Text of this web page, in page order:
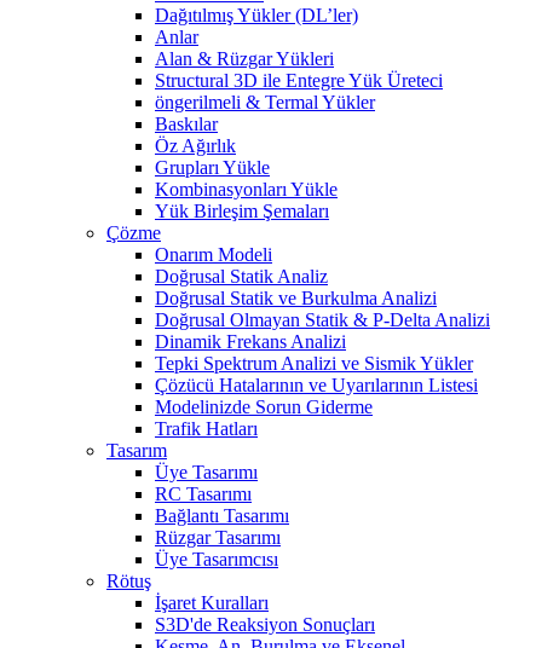
Dağıtılmış Yükler (DL’ler)
Anlar
Alan & Rüzgar Yükleri
Structural 3D ile Entegre Yük Üreteci
öngerilmeli & Termal Yükler
Baskılar
Öz Ağırlık
Grupları Yükle
Kombinasyonları Yükle
Yük Birleşim Şemaları
Çözme
Onarım Modeli
Doğrusal Statik Analiz
Doğrusal Statik ve Burkulma Analizi
Doğrusal Olmayan Statik & P-Delta Analizi
Dinamik Frekans Analizi
Tepki Spektrum Analizi ve Sismik Yükler
Çözücü Hatalarının ve Uyarılarının Listesi
Modelinizde Sorun Giderme
Trafik Hatları
Tasarım
Üye Tasarımı
RC Tasarımı
Bağlantı Tasarımı
Rüzgar Tasarımı
Üye Tasarımcısı
Rötuş
İşaret Kuralları
S3D'de Reaksiyon Sonuçları